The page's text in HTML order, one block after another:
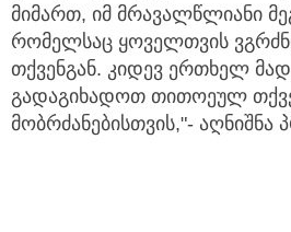
მიმართ, იმ მრავალწლიანი
რომელსაც ყოველთვის
თქვენგან. კიდევ ერთხელ
გადაგიხადოთ თითოეულ
მობრძანებისთვის,"- აღნიშნა